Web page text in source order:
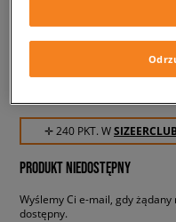
✛ 240 PKT. W
PRODUKT NIEDOSTĘPNY
Wyślemy Ci e-mail, gdy
dostępny.